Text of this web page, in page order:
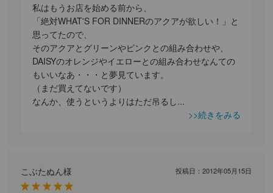
私はもうお店を始める前から、
「絶対WHAT'S FOR DINNERのアクアが欲しい！」と
思ってたので、
そのアクアとグリーンやピンクとの組み合わせや、
DAISYのオレンジやイエローとの組み合わせなんての
もいいなあ・・・と夢見ています。
（まだ買えてないです）
なんか、使うというよりはただ吊るし...
>>続きをみる
こぶたぬん様 投稿日：2012年05月15日